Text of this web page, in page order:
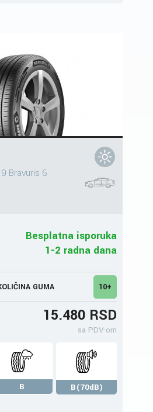
Bravuris 6
Besplatna isporuka
1-2 radna dana
GUMA 10+
15.480 RSD
sa PDV-om
B
B(70dB)